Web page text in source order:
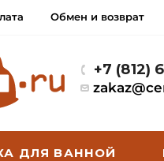
Обмен и возврат
+7 (812)
ДЛЯ ВАННОЙ